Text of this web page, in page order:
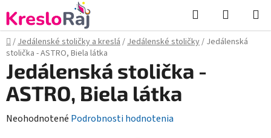
na
obsah
Hľadať
KOŠÍK
Domov
/Jedálenské stoličky a kreslá/Jedálenské stoličky/ Jedálenská
stolička - ASTRO, Biela látka
Jedálenská stolička -
ASTRO, Biela látka
Priemerné
Neohodnotené Podrobnosti hodnotenia